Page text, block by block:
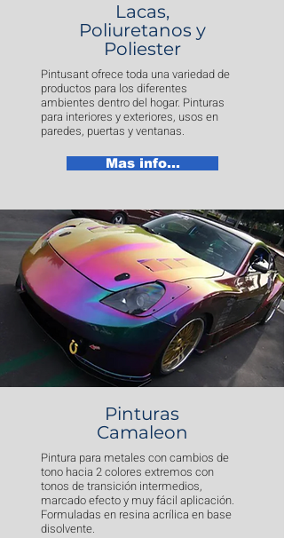
Lacas,
Poliuretanos y
Poliester
Pintusant ofrece toda una variedad de
productos para los diferentes
ambientes dentro del hogar. Pinturas
para interiores y exteriores, usos en
paredes, puertas y ventanas.
Mas info...
Pinturas
Camaleon
Pintura para metales con cambios de
tono hacia 2 colores extremos con
tonos de transición intermedios,
marcado efecto y muy fácil aplicación.
Formuladas en resina acrílica en base
disolvente.